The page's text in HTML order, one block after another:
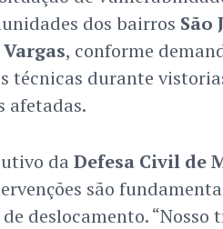
dos bairros São
, conforme
técnicas durante
afetadas.
da Defesa Civil de
são
deslocamento. “Nosso